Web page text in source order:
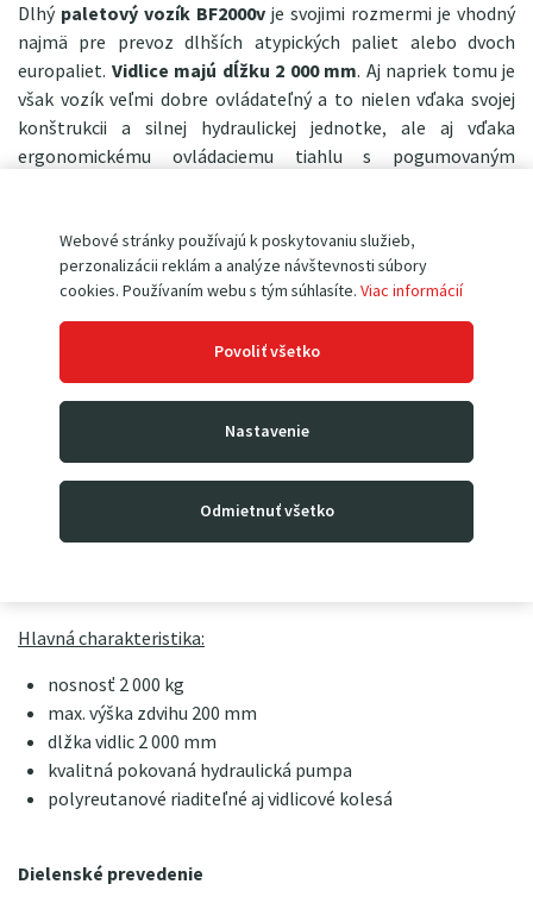
Webové stránky používajú k poskytovaniu služieb,
perzonalizácii reklám a analýze návštevnosti súbory
cookies. Používaním webu s tým súhlasíte. Viac informácií
Povoliť všetko
Nastavenie
Odmietnuť všetko
Dlhý paletový vozík BF2000v je svojimi rozmermi je vhodný
najmä pre prevoz dlhších atypických paliet alebo dvoch
europaliet. Vidlice majú dĺžku 2 000 mm. Aj napriek tomu je
však vozík veľmi dobre ovládateľný a to nielen vďaka svojej
konštrukcii a silnej hydraulickej jednotke, ale aj vďaka
ergonomickému ovládaciemu tiahlu s pogumovaným
sa starajú o ľahké priečne zajdutie do palety.
paletového vozíka BF2000vje 2 000 kg.
Vozík mákvalitné galvanicky pokovované hydraulické
, celkovo pevnú a zosilnenú konštrukciu s
dostatkom mazacích bodov a silné práškové lakovanie - to
všetko predlžuje životnosť stroja. Osadený je kolesami
strednej tvrdosti, kedy na liatinovom strede je
kvalitného polyuretánu. Takéto kolesá sú vhodné pre
takmer každý povrch, sú smerovo stabilné a majú dlhú
životnosť; na prianie je možné zameniť za gumové alebo
nylonové.
Hlavná charakteristika:
nosnosť 2 000 kg
max. výška zdvihu 200 mm
dlžka vidlic 2 000 mm
kvalitná pokovaná hydraulická pumpa
polyreutanové riaditeľné aj vidlicové kolesá
Dielenské prevedenie